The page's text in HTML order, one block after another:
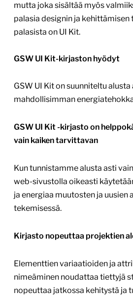
mutta joka sisältää myös
palasia designin ja kehittämisen
palasista on UI Kit.
GSW UI Kit-kirjaston hyödyt
GSW UI Kit on suunniteltu alusta
mahdollisimman
GSW UI Kit -kirjasto on
vain kaiken tarvittavan
Kun tunnistamme alusta asti
web-sivustolla oikeasti
ja energiaa muutosten ja uusien
tekemisessä.
Kirjasto nopeuttaa projektien
Elementtien variaatioiden ja
nimeäminen noudattaa tiettyjä
nopeuttaa jatkossa kehitystä ja